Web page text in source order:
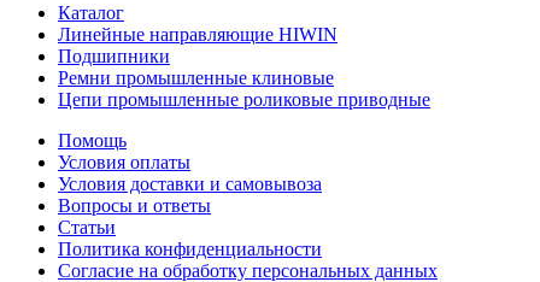
Каталог
Линейные направляющие HIWIN
Подшипники
Ремни промышленные клиновые
Цепи промышленные роликовые приводные
Помощь
Условия оплаты
Условия доставки и самовывоза
Вопросы и ответы
Статьи
Политика конфиденциальности
Согласие на обработку персональных данных